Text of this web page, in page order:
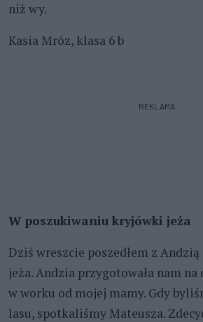
niż wy.
Kasia Mróz, klasa 6 b
REKLAMA
W poszukiwaniu kryjówki jeża
Dziś wreszcie poszedłem z
jeża. Andzia przygotowała nam
w worku od mojej mamy. Gdy
lasu, spotkaliśmy Mateusza.